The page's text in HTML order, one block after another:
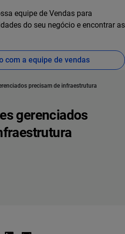
equipe de Vendas para
do seu negócio e encontrar as
com a equipe de vendas
precisam de infraestrutura
gerenciados